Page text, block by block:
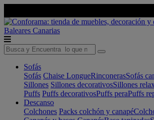
Baleares Canarias
Sofás
Sofás Chaise LongueRinconerasSofás
Sillones Sillones decorativosSillones relax
Puffs Puffs decorativosPuffs peraPuffs
Descanso
Colchones Packs colchón y canapé